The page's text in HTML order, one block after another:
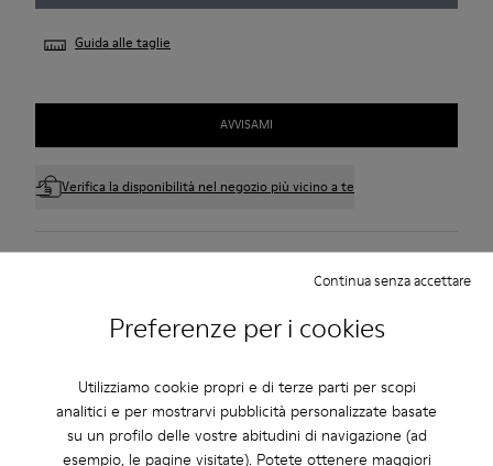
Preferenze per i cookies
Utilizziamo cookie propri e di terze parti per scopi
analitici e per mostrarvi pubblicità personalizzate basate
su un profilo delle vostre abitudini di navigazione (ad
esempio, le pagine visitate). Potete ottenere maggiori
Continua senza accettare
Guida alle taglie
AVVISAMI
Verifica la disponibilità nel negozio più vicino a te
Resi gratuiti entro 30 giorni nei negozi Camper.